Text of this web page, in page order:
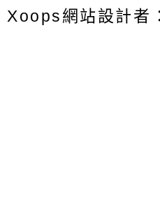
Xoops網站設計者